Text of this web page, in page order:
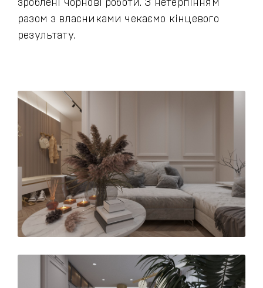
зроблені чорнові роботи. З нетерпінням
разом з власниками чекаємо кінцевого
результату.